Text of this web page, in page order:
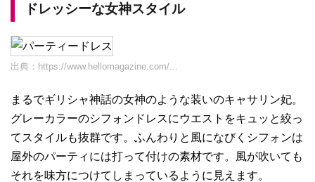
ドレッシーな女神スタイル
出典： https://www.hellomagazine.com/...
まるでギリシャ神話の女神のような装いのキャサリン妃。
グレーカラーのシフォンドレスにウエストをキュッと絞っ
てスタイルも抜群です。ふんわりと風になびくシフォンは
屋外のパーティには打って付けの素材です。風が吹いても
それを味方につけてしまっているように見えます。